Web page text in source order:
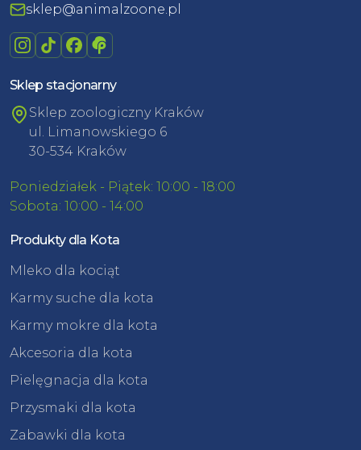
sklep@animalzoone.pl
Sklep stacjonarny
Sklep zoologiczny Kraków
ul. Limanowskiego 6
30-534 Kraków
Poniedziałek - Piątek: 10:00 - 18:00
Sobota: 10:00 - 14:00
Produkty dla Kota
Mleko dla kociąt
Karmy suche dla kota
Karmy mokre dla kota
Akcesoria dla kota
Pielęgnacja dla kota
Przysmaki dla kota
Zabawki dla kota